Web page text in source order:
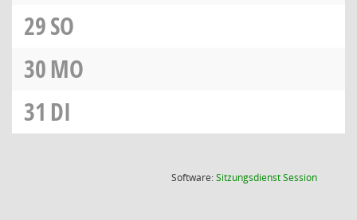
29SO
30MO
31 DI
Software:SitzungsdienstSession(Wird in